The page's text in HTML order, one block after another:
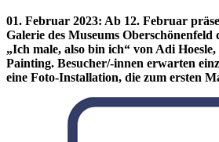
01. Februar 2023: Ab 12. Februar
Galerie des Museums Oberschönenfeld
„Ich male, also bin ich“ von Adi
Painting. Besucher/-innen erwarten
eine Foto-Installation, die zum ersten